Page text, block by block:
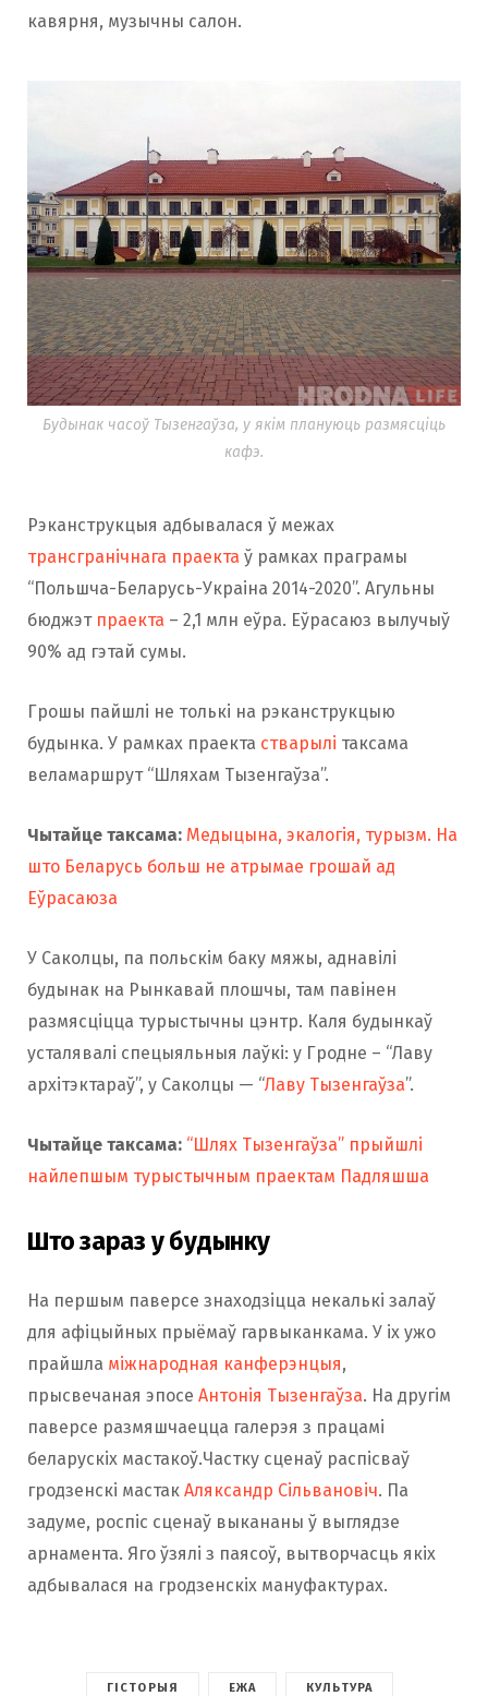
кавярня, музычны салон.
Будынак часоў Тызенгаўза, у якім плануюць размясціць
кафэ.
Рэканструкцыя адбывалася ў межах
трансгранічнага праекта ў рамках праграмы
“Польшча-Беларусь-Украіна 2014-2020”. Агульны
бюджэт праекта – 2,1 млн еўра. Еўрасаюз вылучыў
90% ад гэтай сумы.
Грошы пайшлі не толькі на рэканструкцыю
будынка. У рамках праекта стварылі таксама
веламаршрут “Шляхам Тызенгаўза”.
Чытайце таксама: Медыцына, экалогія, турызм. На
што Беларусь больш не атрымае грошай ад
Еўрасаюза
У Саколцы, па польскім баку мяжы, аднавілі
будынак на Рынкавай плошчы, там павінен
размясціцца турыстычны цэнтр. Каля будынкаў
усталявалі спецыяльныя лаўкі: у Гродне – “Лаву
архітэктараў”, у Саколцы — “Лаву Тызенгаўза”.
Чытайце таксама: “Шлях Тызенгаўза” прыйшлі
найлепшым турыстычным праектам Падляшша
Што зараз у будынку
На першым паверсе знаходзіцца некалькі залаў
для афіцыйных прыёмаў гарвыканкама. У іх ужо
прайшла міжнародная канферэнцыя,
прысвечаная эпосе Антонія Тызенгаўза. На другім
паверсе размяшчаецца галерэя з працамі
беларускіх мастакоў.Частку сценаў распісваў
гродзенскі мастак Аляксандр Сільвановіч. Па
задуме, роспіс сценаў выкананы ў выглядзе
арнамента. Яго ўзялі з паясоў, вытворчасць якіх
адбывалася на гродзенскіх мануфактурах.
ГІСТОРЫЯ ЕЖА КУЛЬТУРА